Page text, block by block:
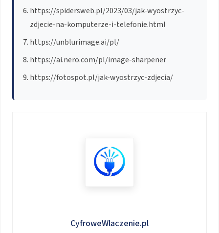
https://spidersweb.pl/2023/03/jak-wyostrzyc-
zdjecie-na-komputerze-i-telefonie.html
https://unblurimage.ai/pl/
https://ai.nero.com/pl/image-sharpener
https://fotospot.pl/jak-wyostrzyc-zdjecia/
CyfroweWlaczenie.pl